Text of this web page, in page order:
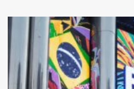
UERJ
recebe
aula
inaugural
do
curso
Cultura